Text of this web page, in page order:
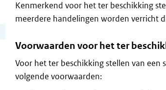
Kenmerkend voor het ter beschikking
meerdere handelingen worden verricht
Voorwaarden voor het ter
Voor het ter beschikking stellen van
volgende voorwaarden: